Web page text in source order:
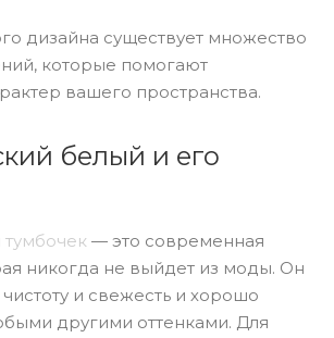
дизайна существует множество
которые помогают
вашего пространства.
белый и его
тумбочек — это современная
никогда не выйдет из моды. Он
и свежесть и хорошо
другими оттенками. Для